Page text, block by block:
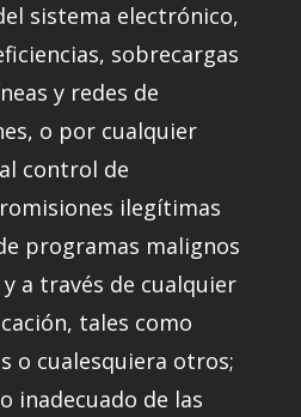
sistema electrónico,
sobrecargas
y redes de
o por cualquier
control de
ilegítimas
programas malignos
a través de cualquier
tales como
o cualesquiera otros;
inadecuado de las